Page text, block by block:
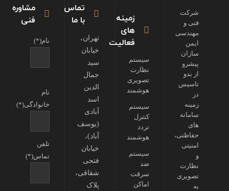
مشاوره
فنی
نام(*)
نام
خانوادگی(*)
تلفن
تماس(*)
تماس
با ما
تهران،
خیابان
سید
جمال
الدین
اسد
آبادی
(یوسف
آباد)،
خیابان
فتحی
شقاقی،
پلاک
زمینه
های
فعالیت
سیستم
نظارت
تصویری
هوشمند
سیستم
کنترل
تردد
هوشمند
سیستم
ضد
سرقت
اماکن
شرکت
فنی و
مهندسی
ایمن
سازان
پیشرو
از بدو
تاسیس
در
زمینه
سامانه
های
حفاظتی،
امنیتی
و
نظارت
تصویری
به